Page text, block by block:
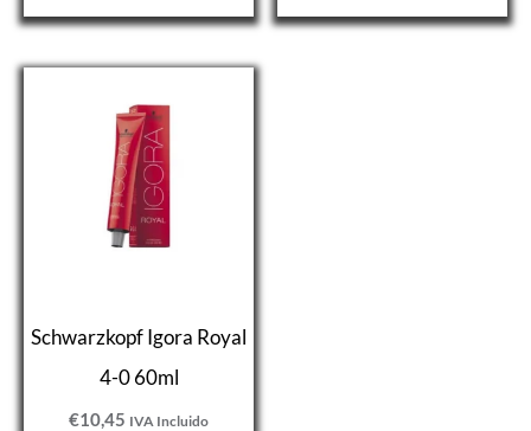
Schwarzkopf Igora Royal
4-0 60ml
€10,45 IVA Incluido